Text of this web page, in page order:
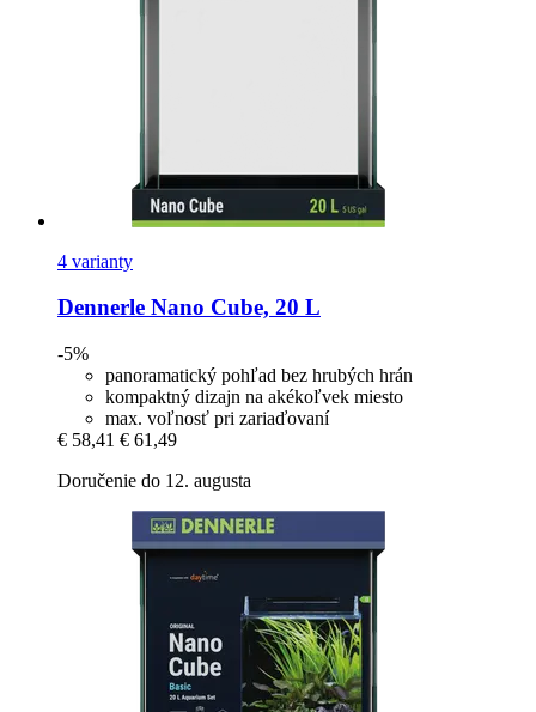
4 varianty
Dennerle Nano Cube, 20 L
-5%
panoramatický pohľad bez hrubých hrán
kompaktný dizajn na akékoľvek miesto
max. voľnosť pri zariaďovaní
€ 58,41 € 61,49
Doručenie do 12. augusta